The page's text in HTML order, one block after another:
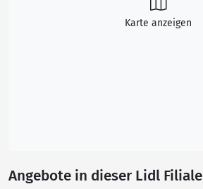
Karte anzeigen
Angebote in dieser Lidl Filiale